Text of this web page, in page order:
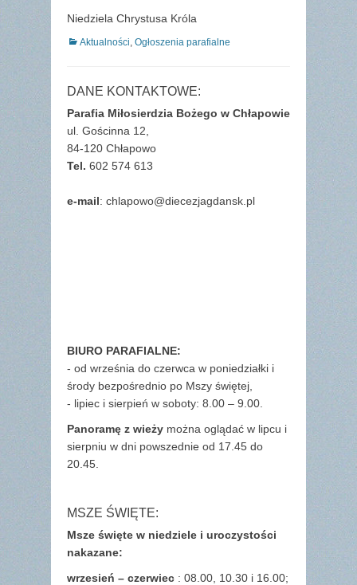
Niedziela Chrystusa Króla
Categories
Aktualności Ogłoszenia parafialne
DANE KONTAKTOWE:
Parafia Miłosierdzia Bożego w Chłapowie
ul. Gościnna 12,
84-120 Chłapowo
Tel. 602 574 613
e-mail: chlapowo@diecezjagdansk.pl
BIURO PARAFIALNE:
- od września do czerwca w poniedziałki i
środy bezpośrednio po Mszy świętej,
- lipiec i sierpień w soboty: 8.00 – 9.00.
Panoramę z wieży można oglądać w lipcu i
sierpniu w dni powszednie od 17.45 do
20.45.
MSZE ŚWIĘTE:
Msze święte w niedziele i uroczystości
nakazane:
wrzesień – czerwiec : 08.00, 10.30 i 16.00;